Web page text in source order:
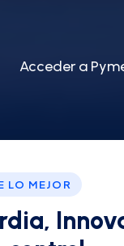
Acceder a
LO MEJOR